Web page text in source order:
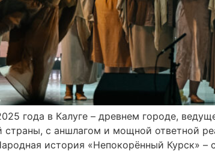
года в Калуге – древнем городе,
страны, с аншлагом и мощной ответной
история «Непокорённый Курск»